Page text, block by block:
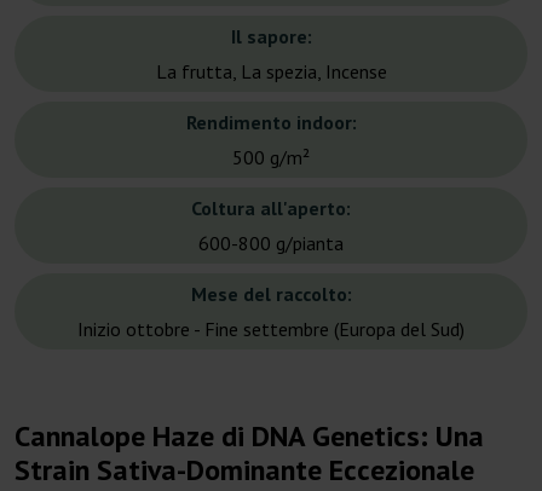
Il sapore:
La frutta, La spezia, Incense
Rendimento indoor:
500 g/m²
Coltura all'aperto:
600-800 g/pianta
Mese del raccolto:
Inizio ottobre - Fine settembre (Europa del Sud)
Cannalope Haze di DNA Genetics: Una
Strain Sativa-Dominante Eccezionale